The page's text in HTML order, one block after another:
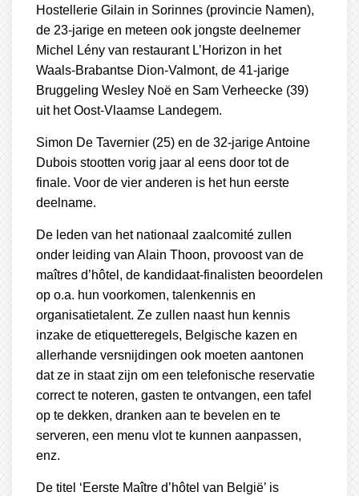
Hostellerie Gilain in Sorinnes (provincie Namen),
de 23-jarige en meteen ook jongste deelnemer
Michel Lény van restaurant L’Horizon in het
Waals-Brabantse Dion-Valmont, de 41-jarige
Bruggeling Wesley Noë en Sam Verheecke (39)
uit het Oost-Vlaamse Landegem.
Simon De Tavernier (25) en de 32-jarige Antoine
Dubois stootten vorig jaar al eens door tot de
finale. Voor de vier anderen is het hun eerste
deelname.
De leden van het nationaal zaalcomité zullen
onder leiding van Alain Thoon, provoost van de
maîtres d’hôtel, de kandidaat-finalisten beoordelen
op o.a. hun voorkomen, talenkennis en
organisatietalent. Ze zullen naast hun kennis
inzake de etiquetteregels, Belgische kazen en
allerhande versnijdingen ook moeten aantonen
dat ze in staat zijn om een telefonische reservatie
correct te noteren, gasten te ontvangen, een tafel
op te dekken, dranken aan te bevelen en te
serveren, een menu vlot te kunnen aanpassen,
enz.
De titel ‘Eerste Maître d’hôtel van België’ is